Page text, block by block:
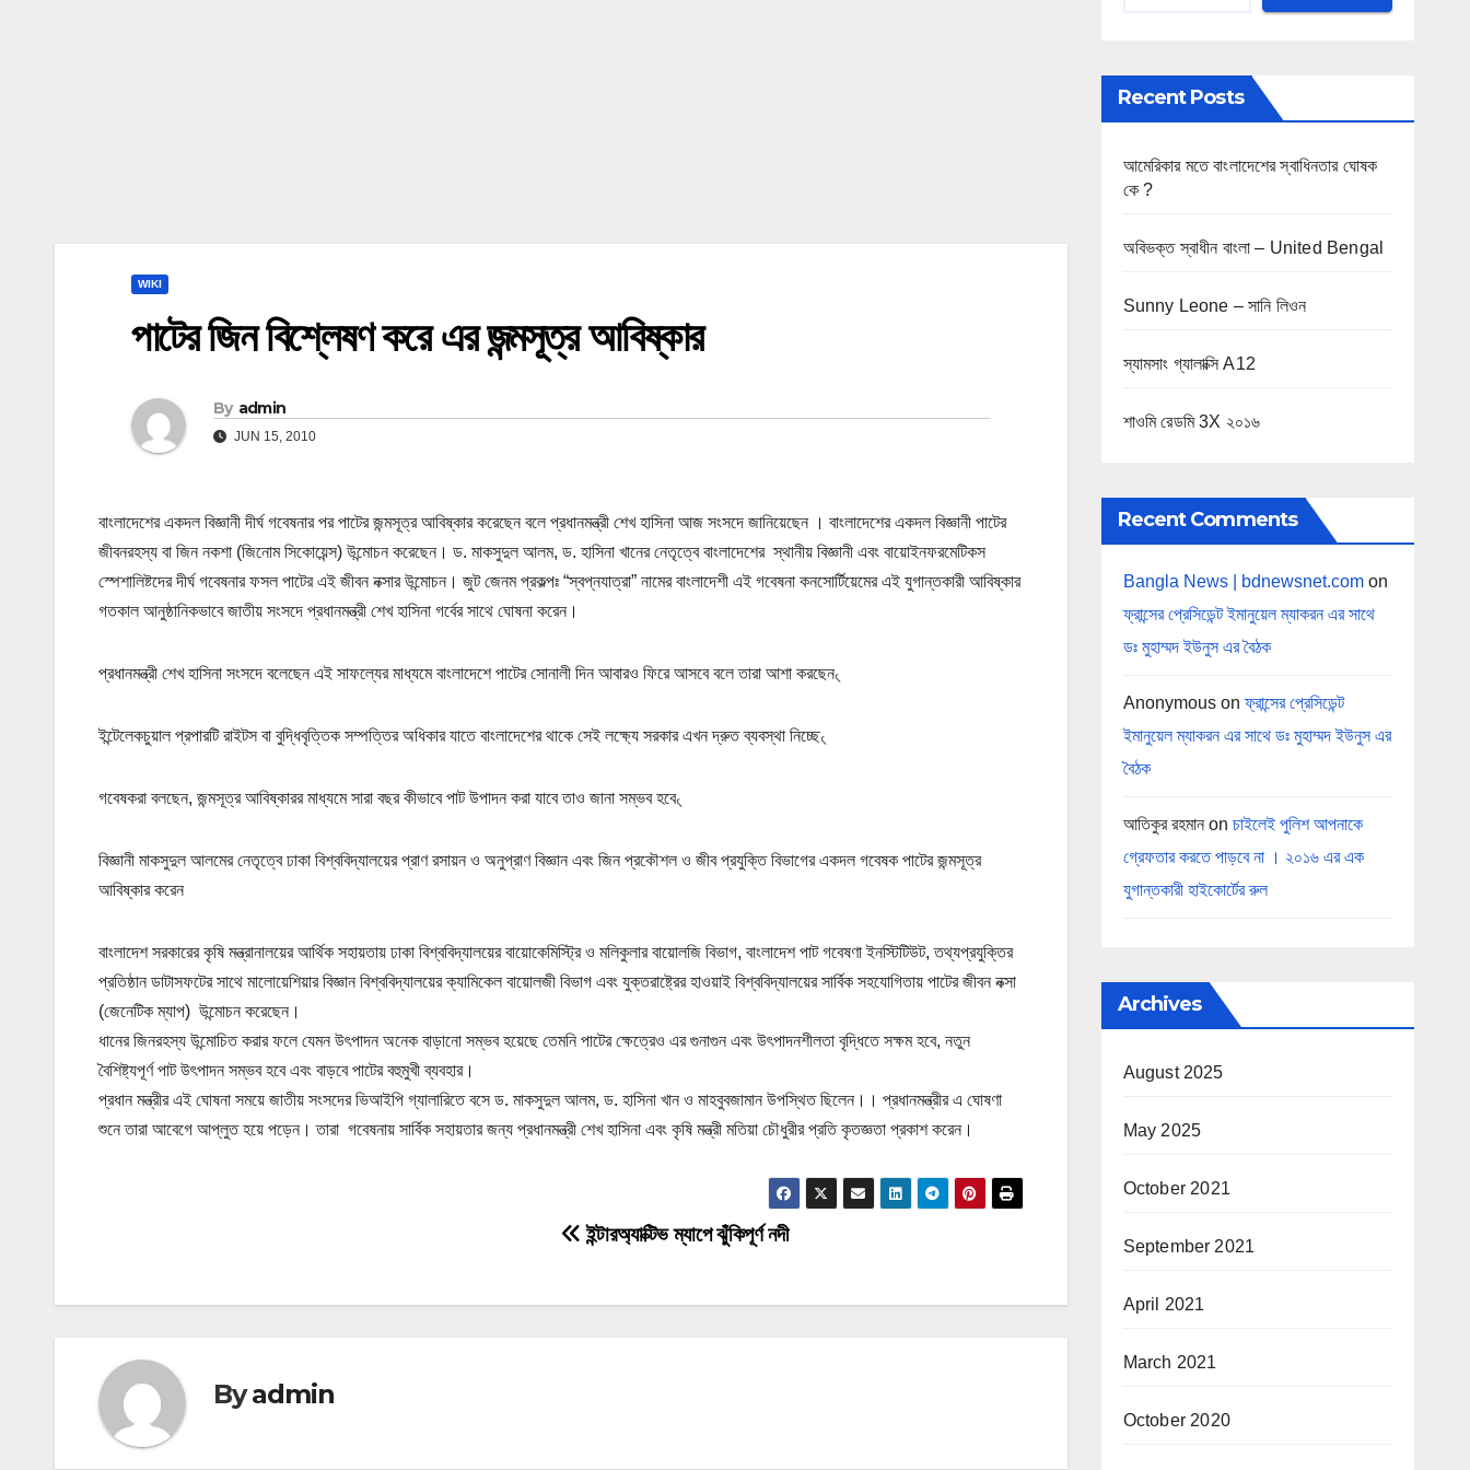
WIKI
পাটের জিন বিশ্লেষণ করে এর জন্মসূত্র আবিষ্কার
By admin
JUN 15, 2010
বাংলাদেশের একদল বিজ্ঞানী দীর্ঘ গবেষনার পর পাটের জন্মসূত্র আবিষ্কার করেছেন বলে প্রধানমন্ত্রী শেখ হাসিনা আজ সংসদে জানিয়েছেন । বাংলাদেশের একদল বিজ্ঞানী পাটের
জীবনরহস্য বা জিন নকশা (জিনোম সিকোয়েন্স) উন্মোচন করেছেন। ড. মাকসুদুল আলম, ড. হাসিনা খানের নেতৃত্বে বাংলাদেশের স্থানীয় বিজ্ঞানী এবং বায়োইনফরমেটিকস
স্পেশালিষ্টদের দীর্ঘ গবেষনার ফসল পাটের এই জীবন নক্সার উন্মোচন। জুট জেনম প্রকল্পঃ “স্বপ্নযাত্রা” নামের বাংলাদেশী এই গবেষনা কনসোর্টিয়েমের এই যুগান্তকারী আবিষ্কার
গতকাল আনুষ্ঠানিকভাবে জাতীয় সংসদে প্রধানমন্ত্রী শেখ হাসিনা গর্বের সাথে ঘোষনা করেন।
প্রধানমন্ত্রী শেখ হাসিনা সংসদে বলেছেন এই সাফল্যের মাধ্যমে বাংলাদেশে পাটের সোনালী দিন আবারও ফিরে আসবে বলে তারা ‌আশা করছেন৻
ইন্টেলেকচুয়াল প্রপারটি রাইটস বা বুদ্ধিবৃত্তিক সম্পত্তির অধিকার যাতে বাংলাদেশের থাকে সেই লক্ষ্যে সরকার এখন দ্রুত ব্যবস্থা নিচ্ছে৻
গবেষকরা বলছেন, জন্মসূত্র আবিষ্কারর মাধ্যমে সারা বছর কীভাবে পাট উপাদন করা যাবে তাও জানা সম্ভব হবে৻
বিজ্ঞানী মাকসুদুল আলমের নেতৃত্বে ঢাকা বিশ্ববিদ্যালয়ের প্রাণ রসায়ন ও অনুপ্রাণ বিজ্ঞান এবং জিন প্রকৌশল ও জীব প্রযুক্তি বিভাগের একদল গবেষক পাটের জন্মসূত্র
আবিষ্কার করেন
বাংলাদেশ সরকারের কৃষি মন্ত্রানালয়ের আর্থিক সহায়তায় ঢাকা বিশ্ববিদ্যালয়ের বায়োকেমিস্ট্রি ও মলিকুলার বায়োলজি বিভাগ, বাংলাদেশ পাট গবেষণা ইনস্টিটিউট, তথ্যপ্রযুক্তির
প্রতিষ্ঠান ডাটাসফটের সাথে মালোয়েশিয়ার বিজ্ঞান বিশ্ববিদ্যালয়ের ক্যামিকেল বায়োলজী বিভাগ এবং যুক্তরাষ্ট্রের হাওয়াই বিশ্ববিদ্যালয়ের সার্বিক সহযোগিতায় পাটের জীবন নক্সা
(জেনেটিক ম্যাপ) উন্মোচন করেছেন।
ধানের জিনরহস্য উন্মোচিত করার ফলে যেমন উৎপাদন অনেক বাড়ানো সম্ভব হয়েছে তেমনি পাটের ক্ষেত্রেও এর গুনাগুন এবং উৎপাদনশীলতা বৃদ্ধিতে সক্ষম হবে, নতুন
বৈশিষ্ট্যপূর্ণ পাট উৎপাদন সম্ভব হবে এবং বাড়বে পাটের বহুমুখী ব্যবহার।
প্রধান মন্ত্রীর এই ঘোষনা সময়ে জাতীয় সংসদের ভিআইপি গ্যালারিতে বসে ড. মাকসুদুল আলম, ড. হাসিনা খান ও মাহবুবজামান উপস্থিত ছিলেন।। প্রধানমন্ত্রীর এ ঘোষণা
শুনে তারা আবেগে আপ্লুত হয়ে পড়েন। তারা গবেষনায় সার্বিক সহায়তার জন্য প্রধানমন্ত্রী শেখ হাসিনা এবং কৃষি মন্ত্রী মতিয়া চৌধুরীর প্রতি কৃতজ্ঞতা প্রকাশ করেন।
t
n
ইন্টারঅ্যাক্টিভ ম্যাপে ঝুঁকিপূর্ণ নদী
Byadmin
Recent Posts
আমেরিকার মতে বাংলাদেশের স্বাধিনতার ঘোষক
কে ?
অবিভক্ত স্বাধীন বাংলা – United Bengal
Sunny Leone – সানি লিওন
স্যামসাং গ্যালাক্সি A12
শাওমি রেডমি 3X ২০১৬
Recent Comments
Bangla News | bdnewsnet.comon
ফ্রান্সের প্রেসিডেন্ট ইমানুয়েল ম্যাকরন এর সাথে
ডঃ মুহাম্মদ ইউনুস এর বৈঠক
Anonymousonফ্রান্সের প্রেসিডেন্ট
ইমানুয়েল ম্যাকরন এর সাথে ডঃ মুহাম্মদ ইউনুস এর
বৈঠক
আতিকুর রহমানon চাইলেই পুলিশ আপনাকে
গ্রেফতার করতে পাড়বে না । ২০১৬ এর এক
যুগান্তকারী হাইকোর্টের রুল
Archives
August 2025
May 2025
October 2021
September 2021
April 2021
March 2021
October 2020